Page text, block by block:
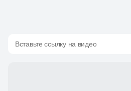
Вставьте ссылку на видео